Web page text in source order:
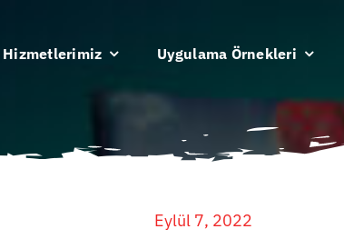
Hizmetlerimiz Uygulama Örnekleri
Eylül 7, 2022